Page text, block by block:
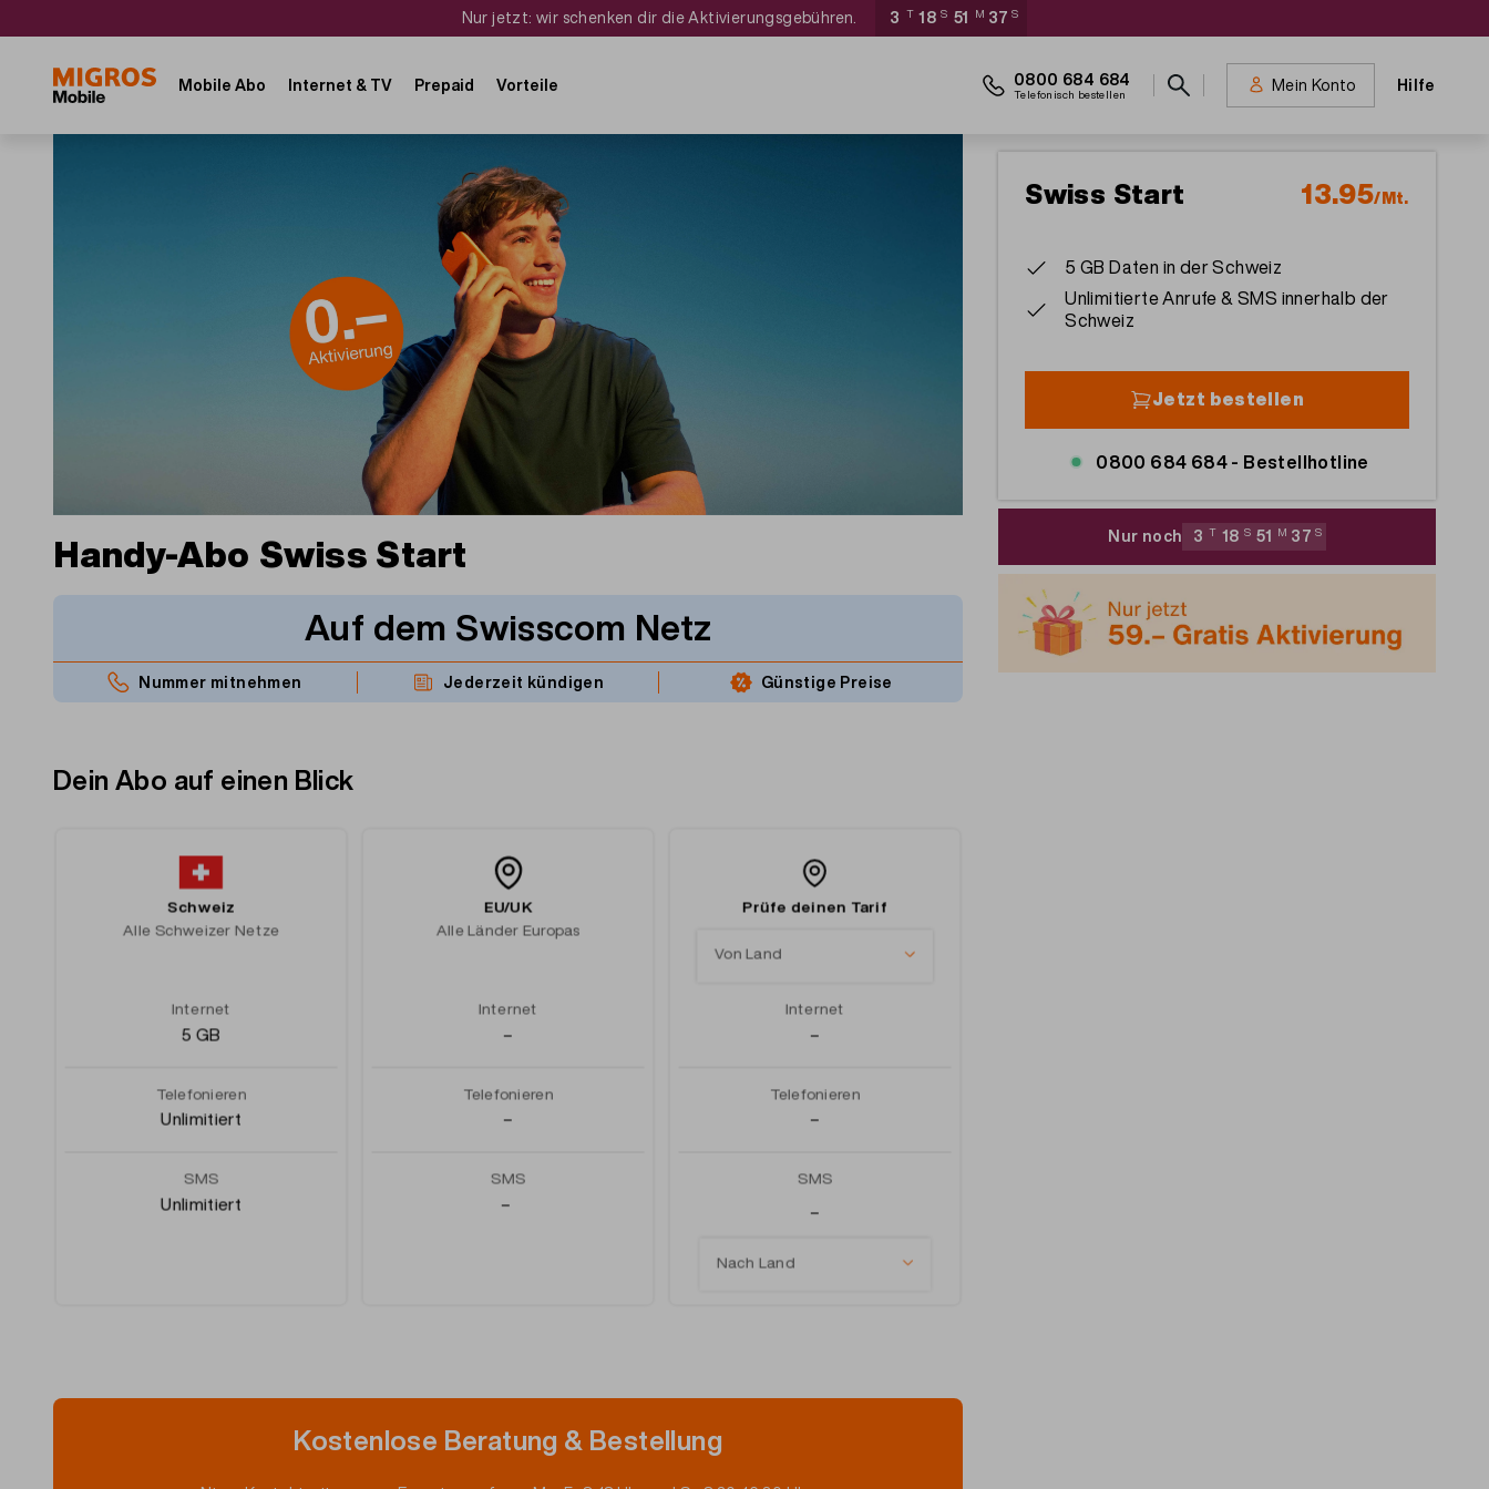
zum
to
Nur jetzt: wir schenken dir die Aktivierungsgebühren. 3 T 18 S 51 M 36 S
Main
navigation
Mobile Abo Internet & TV Prepaid Vorteile 0800 684 684
Telefonisch bestellen
Meta
navigation
Mein Konto Hilfe
Handy-Abo Swiss Start
Swiss Start 13.95/Mt.
5 GB Daten in der Schweiz
Unlimitierte Anrufe & SMS innerhalb der
Schweiz
Jetzt bestellen
0800 684 684 - Bestellhotline
Nur noch 3 T 18 S 51 M 36 S
Auf dem Swisscom Netz
Nummer mitnehmen Jederzeit kündigen Günstige Preise
Dein Abo auf einen Blick
Schweiz
Alle Schweizer Netze
Internet
5 GB
Telefonieren
Unlimitiert
SMS
Unlimitiert
EU/UK
Alle Länder Europas
Internet
–
Telefonieren
–
SMS
–
Prüfe deinen Tarif
Nach Land
Von Land
Internet
–
Telefonieren
–
SMS
–
Kostenlose Beratung & Bestellung